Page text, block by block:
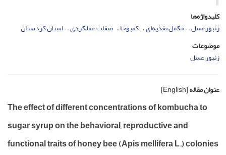
کلیدواژه‌ها
زنبورعسل مکمل تغذیه‌ای کمبوچا صفات عملکردی استان کردستان
موضوعات
زنبور عسل
عنوان مقاله[English]
The effect of different concentrations of kombucha to
sugar syrup on the behavioral, reproductive and
functional traits of honey bee (Apis mellifera L.) colonies